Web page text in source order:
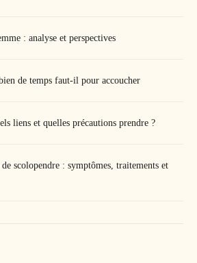
: analyse et perspectives
de temps faut-il pour accoucher
liens et quelles précautions prendre ?
scolopendre : symptômes, traitements et